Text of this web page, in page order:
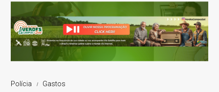
Polícia Gastos